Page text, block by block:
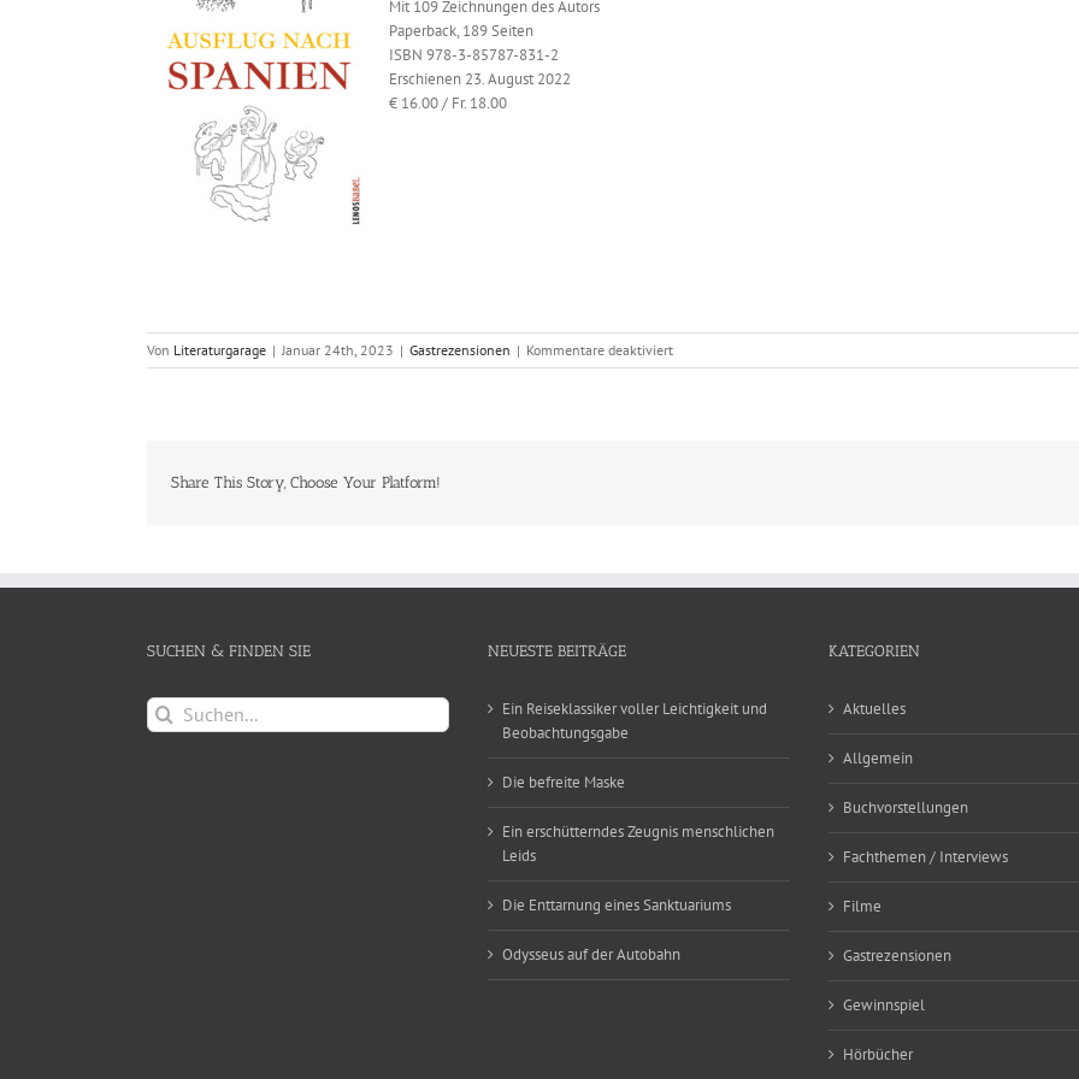
Mit 109 Zeichnungen des Autors
Paperback, 189 Seiten
ISBN 978-3-85787-831-2
Erschienen 23. August 2022
€ 16.00 / Fr. 18.00
Von Literaturgarage | Januar 24th, 2023 | Gastrezensionen | Kommentare deaktiviertfür
Spain
Share This Story, Choose Your Platform!
SUCHEN & FINDEN SIE
Suche
nach:
NEUESTE BEITRÄGE
Ein Reiseklassiker voller Leichtigkeit und
Beobachtungsgabe
Die befreite Maske
Ein erschütterndes Zeugnis menschlichen
Leids
Die Enttarnung eines Sanktuariums
Odysseus auf der Autobahn
KATEGORIEN
Aktuelles
Allgemein
Buchvorstellungen
Fachthemen / Interviews
Filme
Gastrezensionen
Gewinnspiel
Hörbücher